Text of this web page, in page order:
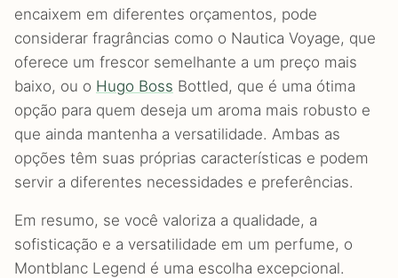
encaixem em diferentes orçamentos, pode
considerar fragrâncias como o Nautica Voyage, que
oferece um frescor semelhante a um preço mais
baixo, ou o Hugo Boss Bottled, que é uma ótima
opção para quem deseja um aroma mais robusto e
que ainda mantenha a versatilidade. Ambas as
opções têm suas próprias características e podem
servir a diferentes necessidades e preferências.
Em resumo, se você valoriza a qualidade, a
sofisticação e a versatilidade em um perfume, o
Montblanc Legend é uma escolha excepcional.